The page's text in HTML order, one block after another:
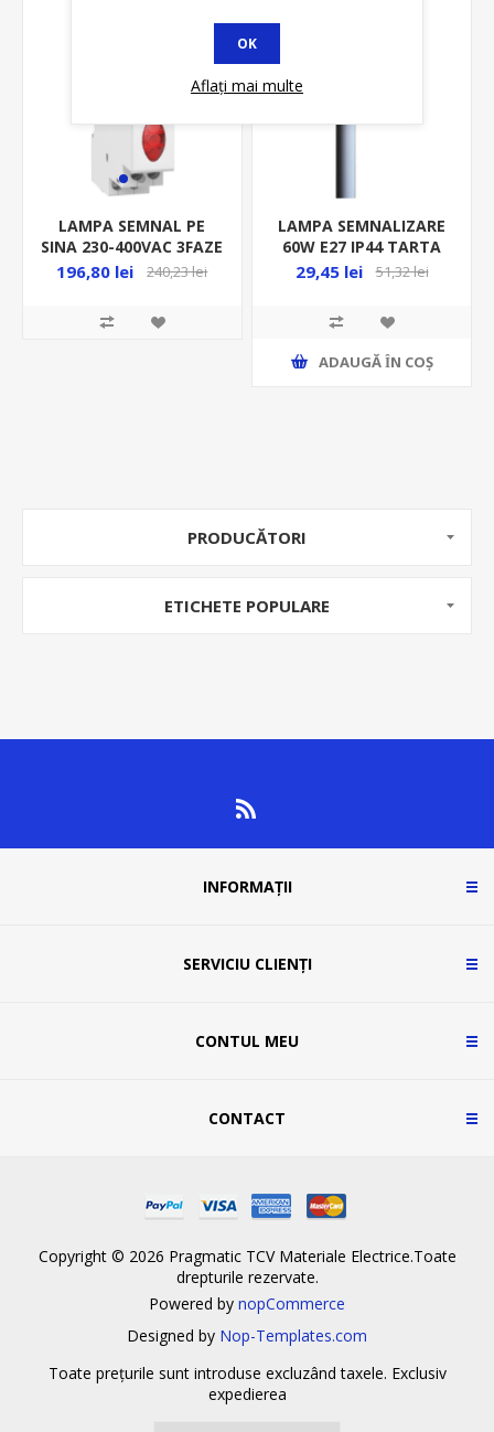
LAMPA SEMNAL PE
SINA 230-400VAC 3FAZE
A9E18327
196,80 lei 240,23 lei
LAMPA SEMNALIZARE
60W E27 IP44 TARTA
ROSU GW 80411 DISP.
29,45 lei 51,32 lei
ADAUGĂ ȊN COŞ
PRODUCĂTORI
ETICHETE POPULARE
INFORMAȚII
SERVICIU CLIENȚI
CONTUL MEU
CONTACT
Copyright © 2026 Pragmatic TCV Materiale Electrice.Toate
drepturile rezervate.
Powered by nopCommerce
Designed by Nop-Templates.com
Toate prețurile sunt introduse excluzând taxele. Exclusiv
expedierea
OK
Aflați mai multe